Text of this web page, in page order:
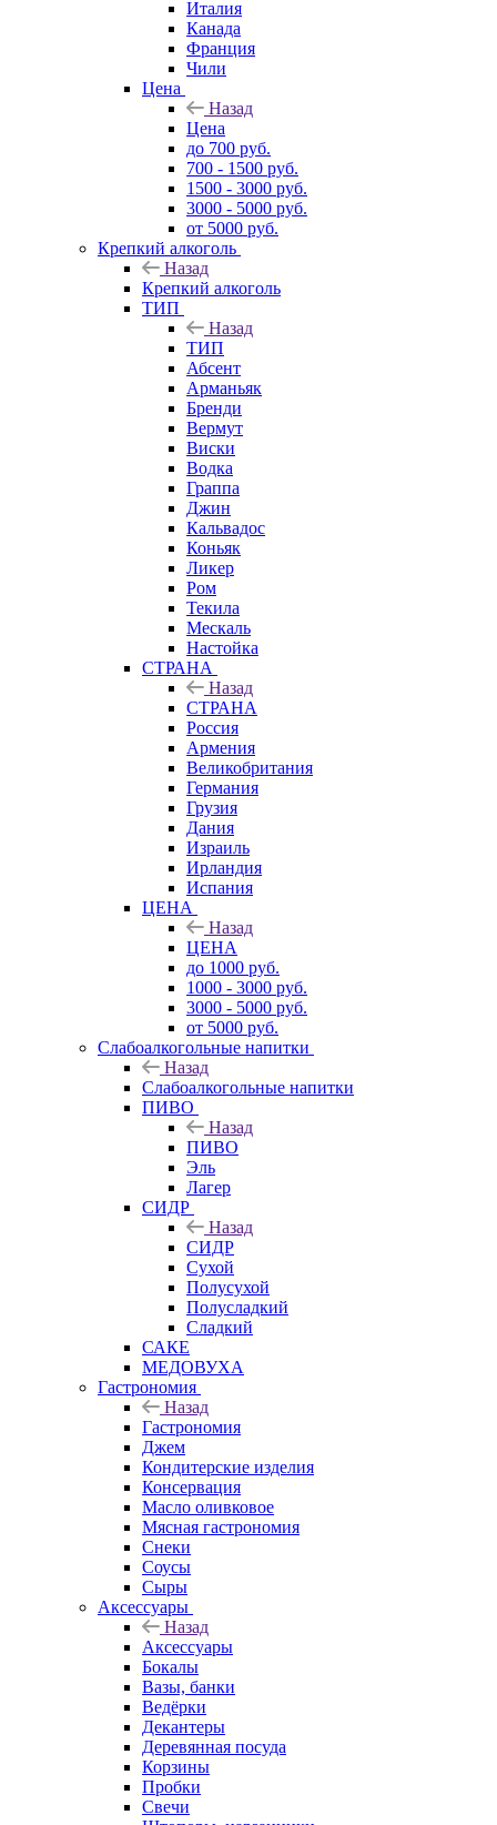
Италия
Канада
Франция
Чили
Цена
Назад
Цена
до 700 руб.
700 - 1500 руб.
1500 - 3000 руб.
3000 - 5000 руб.
от 5000 руб.
Крепкий алкоголь
Назад
Крепкий алкоголь
ТИП
Назад
ТИП
Абсент
Арманьяк
Бренди
Вермут
Виски
Водка
Граппа
Джин
Кальвадос
Коньяк
Ликер
Ром
Текила
Мескаль
Настойка
СТРАНА
Назад
СТРАНА
Россия
Армения
Великобритания
Германия
Грузия
Дания
Израиль
Ирландия
Испания
ЦЕНА
Назад
ЦЕНА
до 1000 руб.
1000 - 3000 руб.
3000 - 5000 руб.
от 5000 руб.
Слабоалкогольные напитки
Назад
Слабоалкогольные напитки
ПИВО
Назад
ПИВО
Эль
Лагер
СИДР
Назад
СИДР
Сухой
Полусухой
Полусладкий
Сладкий
САКЕ
МЕДОВУХА
Гастрономия
Назад
Гастрономия
Джем
Кондитерские изделия
Консервация
Масло оливковое
Мясная гастрономия
Снеки
Соусы
Сыры
Аксессуары
Назад
Аксессуары
Бокалы
Вазы, банки
Ведёрки
Декантеры
Деревянная посуда
Корзины
Пробки
Свечи